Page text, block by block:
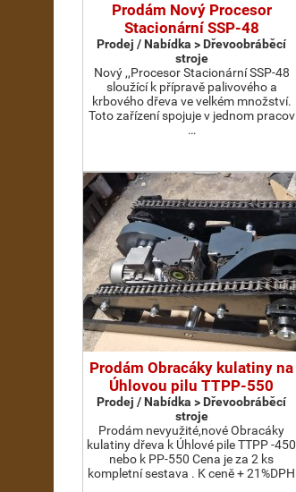
Prodám Nový Procesor
Stacionární SSP-48
Prodej / Nabídka > Dřevoobráběcí
stroje
Nový ,,Procesor Stacionární SSP-48
sloužící k přípravě palivového a
krbového dřeva ve velkém množství.
Toto zařízení spojuje v jednom pracov
…
Prodám Obracáky kulatiny na
Úhlovou pilu TTPP-550
Prodej / Nabídka > Dřevoobráběcí
stroje
Prodám nevyužité,nové Obracáky
kulatiny dřeva k Úhlové pile TTPP -450
nebo k PP-550 Cena je za 2 ks
kompletní sestava . K ceně + 21%DPH